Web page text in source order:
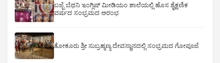
ಬಜ್ಪೆ ಬೆಥನಿ ಇಂಗ್ಲಿಷ್ ಮೀಡಿಯಂ ಶಾಲೆಯಲ್ಲಿ ಹೊಸ ಶೈಕ್ಷಣಿಕ
ವರ್ಷದ ಸಂಭ್ರಮದ ಆರಂಭ
ತೋಕೂರು ಶ್ರೀ ಸುಬ್ರಹ್ಮಣ್ಯ ದೇವಸ್ಥಾನದಲ್ಲಿ ಸಂಭ್ರಮದ ಗೋಪೂಜೆ